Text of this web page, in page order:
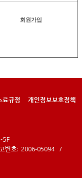
회원가입
료규정 개인정보보호정책
번호: 2006-05094 /